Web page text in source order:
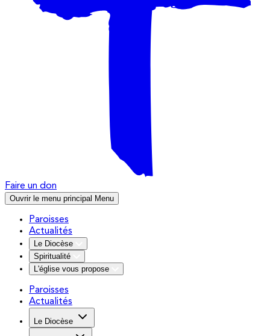
Faire un don
Ouvrir le menu principal Menu
Paroisses
Actualités
Le Diocèse
Spiritualité
L'église vous propose
Paroisses
Actualités
Le Diocèse